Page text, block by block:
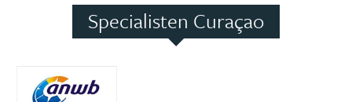
Specialisten Curaçao